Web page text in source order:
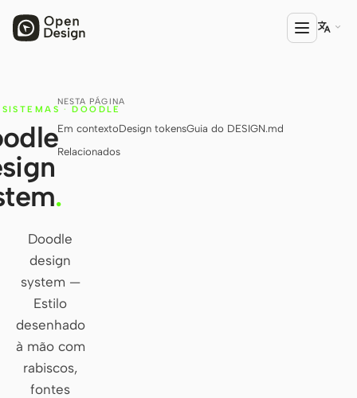
PRODUTO
Open Design
HTML Anything
HTML Video
Codex Slides
Open Design Plugin
Codex
Cursor Agent
Claude Code

NESTA PÁGINA
Em contextoDesign tokensGuia do DESIGN.md
Relacionados
SISTEMAS · DOODLE
.
Doodle
design
system —
Estilo
desenhado
à mão com
rabiscos,
fontes